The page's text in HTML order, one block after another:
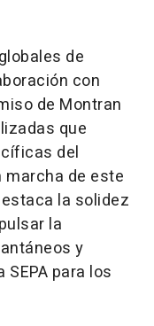
de
con
de Montran
que
del
marcha de este
la solidez
la
y
para los